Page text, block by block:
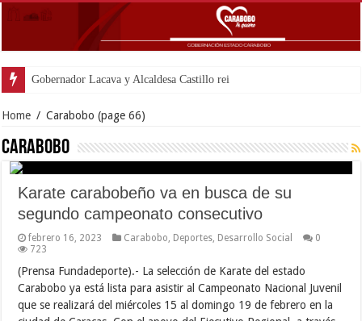
Gobernador Lacava y Alcaldesa Castillo reinauguraron CDI
Home / Carabobo (page 66)
Carabobo
Karate carabobeño va en busca de su
segundo campeonato consecutivo
febrero 16, 2023 Carabobo Deportes Desarrollo Social
0
723
(Prensa Fundadeporte).- La selección de Karate del estado
Carabobo ya está lista para asistir al Campeonato Nacional Juvenil
que se realizará del miércoles 15 al domingo 19 de febrero en la